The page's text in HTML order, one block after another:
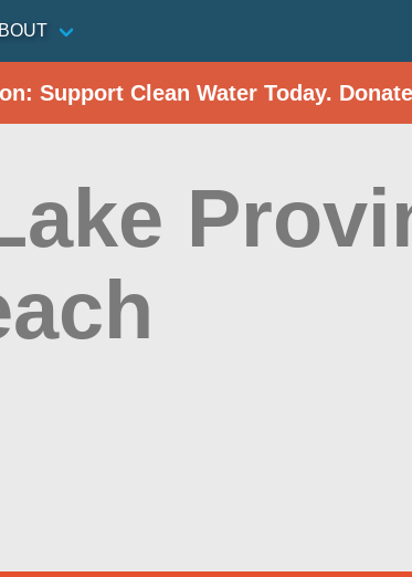
Support Clean Water Today.